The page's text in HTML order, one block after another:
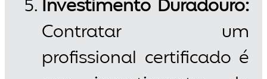
Investimento Duradouro:
Contratar um
profissional certificado é